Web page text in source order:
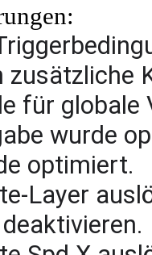
zusätzliche
für
wurde
optimiert.
Layer